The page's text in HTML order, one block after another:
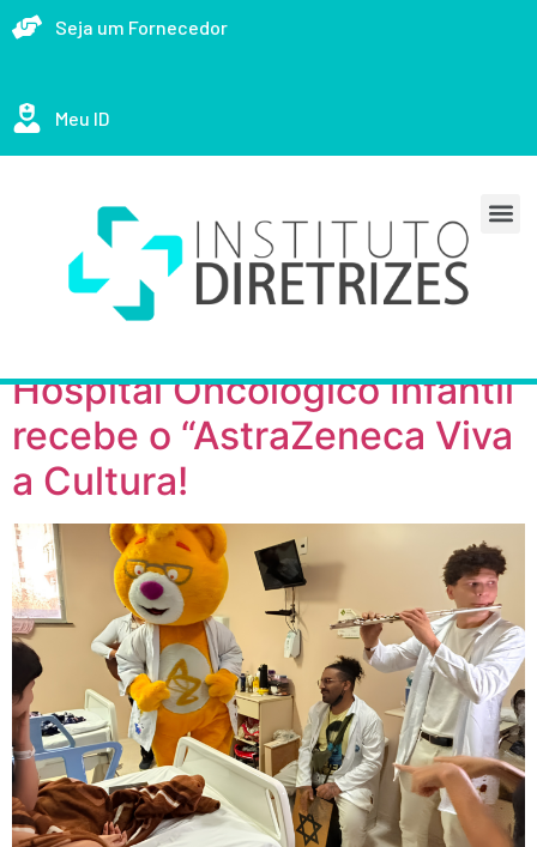
Seja um Fornecedor
Meu ID
Hospital Oncológico Infantil
recebe o “AstraZeneca Viva
a Cultura!